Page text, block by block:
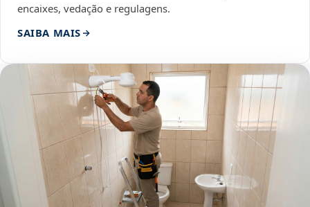
encaixes, vedação e regulagens.
SAIBA MAIS